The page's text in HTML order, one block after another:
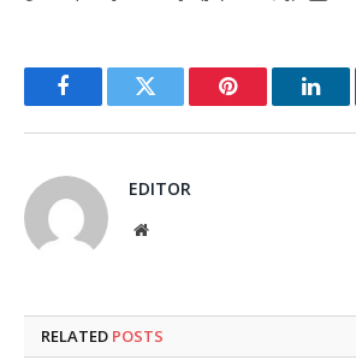
FacebookTwitter Pinterest
EDITOR
Website
RELATED POSTS